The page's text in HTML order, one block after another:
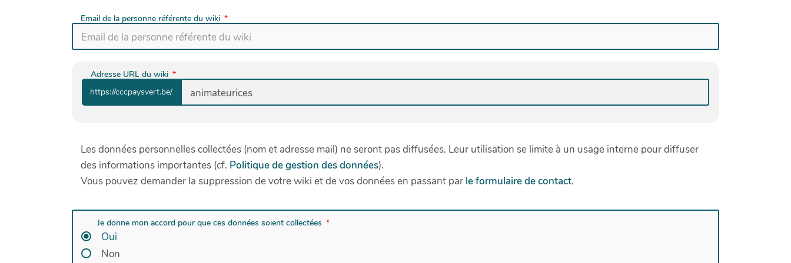
Email de la personne référente du wiki
Adresse URL du wiki
https://cccpaysvert.be/
Les données personnelles collectées (nom et adresse mail) ne seront pas diffusées. Leur utilisation se limite à un usage interne pour diffuser
des informations importantes (cf. Politique de gestion des données).
Vous pouvez demander la suppression de votre wiki et de vos données en passant par le formulaire de contact.
Je donne mon accord pour que ces données soient collectées
Oui
Non